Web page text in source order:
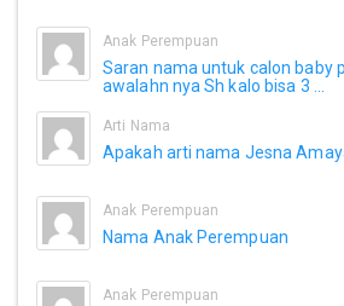
Anak Perempuan
Saran nama untuk calon baby
awalahn nya Sh kalo bisa 3 ...
Arti Nama
Apakah arti nama Jesna
Anak Perempuan
Nama Anak Perempuan
Anak Perempuan